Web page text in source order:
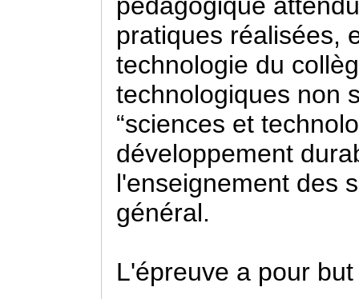
pédagogique
pratiques réalisées,
technologie du
technologiques non
“sciences et
développement
l'enseignement des
général.
L'épreuve a pour